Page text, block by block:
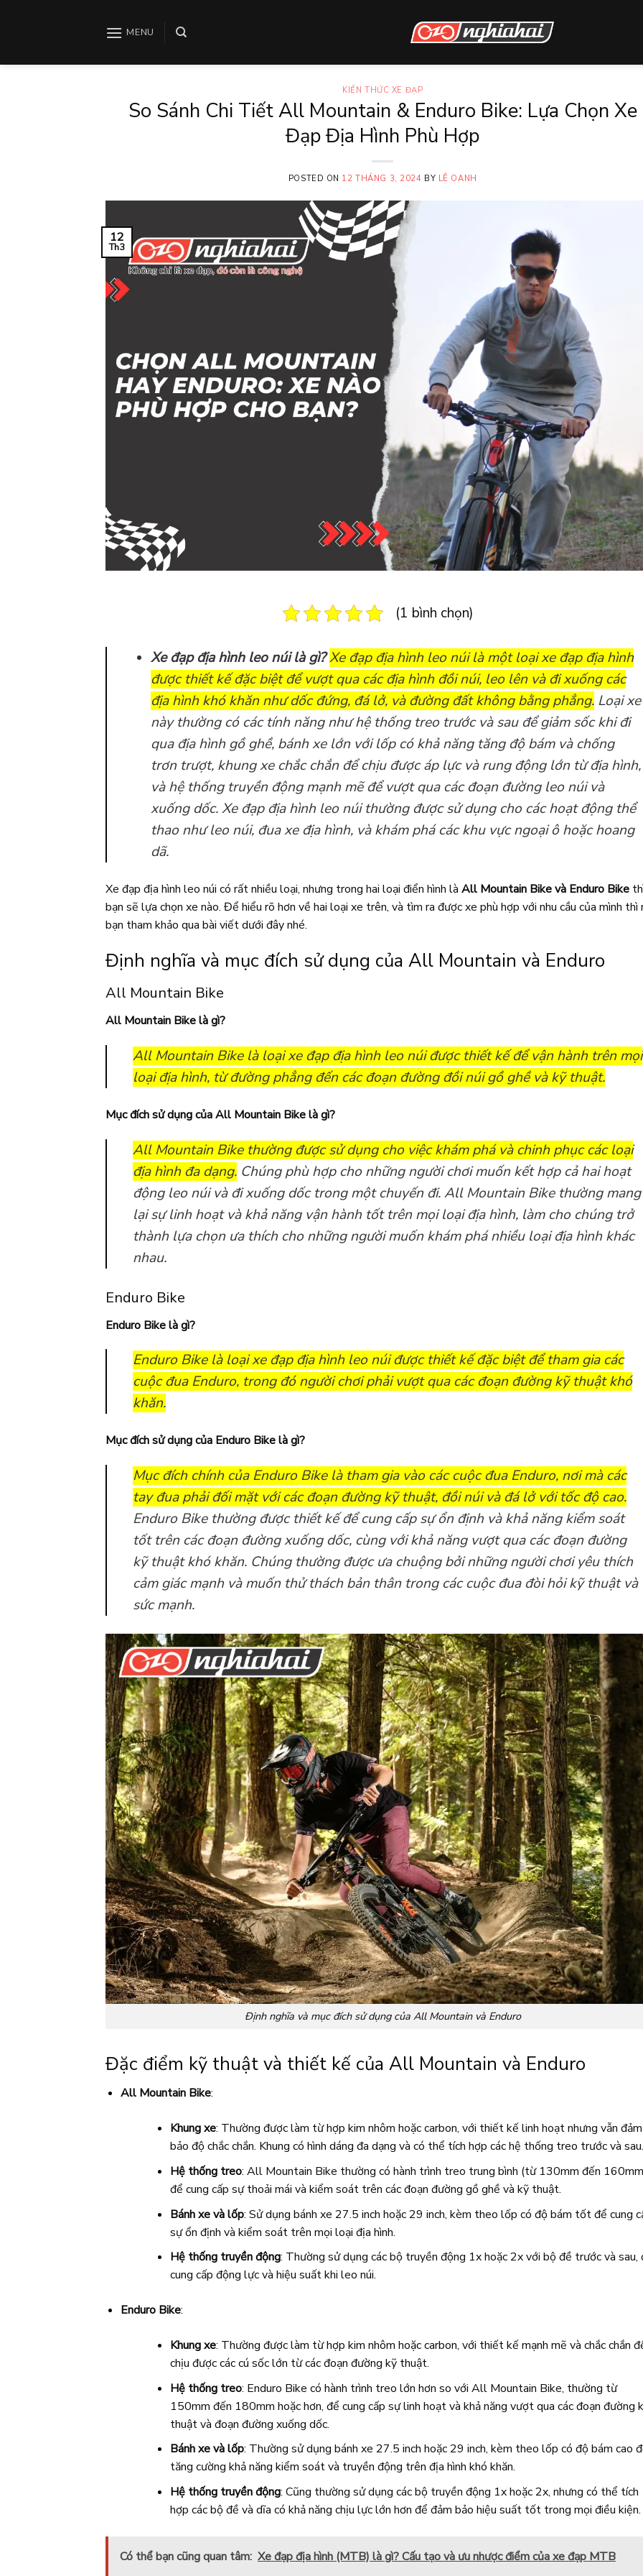
MENU
KIẾN THỨC XE ĐẠP
So Sánh Chi Tiết All Mountain & Enduro Bike: Lựa Chọn Xe
Đạp Địa Hình Phù Hợp
POSTED ON 12 THÁNG 3, 2024 BY LÊ OANH
12
Th3
(1 bình chọn)
Xe đạp địa hình leo núi là gì?Xe đạp địa hình leo núi là một loại xe đạp địa hình
được thiết kế đặc biệt để vượt qua các địa hình đồi núi, leo lên và đi xuống các
địa hình khó khăn như dốc đứng, đá lở, và đường đất không bằng phẳng.Loại xe
này thường có các tính năng như hệ thống treo trước và sau để giảm sốc khi đi
qua địa hình gồ ghề, bánh xe lớn với lốp có khả năng tăng độ bám và chống
trơn trượt, khung xe chắc chắn để chịu được áp lực và rung động lớn từ địa hình,
và hệ thống truyền động mạnh mẽ để vượt qua các đoạn đường leo núi và
xuống dốc. Xe đạp địa hình leo núi thường được sử dụng cho các hoạt động thể
thao như leo núi, đua xe địa hình, và khám phá các khu vực ngoại ô hoặc hoang
dã.
Xe đạp địa hình leo núi có rất nhiều loại, nhưng trong hai loại điển hình là All Mountain Bike và Enduro Bike
bạn sẽ lựa chọn xe nào. Để hiểu rõ hơn về hai loại xe trên, và tìm ra được xe phù hợp với nhu cầu của mình thì
bạn tham khảo qua bài viết dưới đây nhé.
Định nghĩa và mục đích sử dụng của All Mountain và Enduro
All Mountain Bike
All Mountain Bike là gì?
All Mountain Bike là loại xe đạp địa hình leo núi được thiết kế để vận hành trên mọi
loại địa hình, từ đường phẳng đến các đoạn đường đồi núi gồ ghề và kỹ thuật.
Mục đích sử dụng của All Mountain Bike là gì?
All Mountain Bike thường được sử dụng cho việc khám phá và chinh phục các loại
địa hình đa dạng. Chúng phù hợp cho những người chơi muốn kết hợp cả hai hoạt
động leo núi và đi xuống dốc trong một chuyến đi. All Mountain Bike thường mang
lại sự linh hoạt và khả năng vận hành tốt trên mọi loại địa hình, làm cho chúng trở
thành lựa chọn ưa thích cho những người muốn khám phá nhiều loại địa hình khác
nhau.
Enduro Bike
Enduro Bike là gì?
Enduro Bike là loại xe đạp địa hình leo núi được thiết kế đặc biệt để tham gia các
cuộc đua Enduro, trong đó người chơi phải vượt qua các đoạn đường kỹ thuật khó
khăn.
Mục đích sử dụng của Enduro Bike là gì?
Mục đích chính của Enduro Bike là tham gia vào các cuộc đua Enduro, nơi mà các
tay đua phải đối mặt với các đoạn đường kỹ thuật, đồi núi và đá lở với tốc độ cao.
Enduro Bike thường được thiết kế để cung cấp sự ổn định và khả năng kiểm soát
tốt trên các đoạn đường xuống dốc, cùng với khả năng vượt qua các đoạn đường
kỹ thuật khó khăn. Chúng thường được ưa chuộng bởi những người chơi yêu thích
cảm giác mạnh và muốn thử thách bản thân trong các cuộc đua đòi hỏi kỹ thuật và
sức mạnh.
Định nghĩa và mục đích sử dụng của All Mountain và Enduro
Đặc điểm kỹ thuật và thiết kế của All Mountain và Enduro
All Mountain Bike:
Khung xe: Thường được làm từ hợp kim nhôm hoặc carbon, với thiết kế linh hoạt nhưng vẫn đảm
bảo độ chắc chắn. Khung có hình dáng đa dạng và có thể tích hợp các hệ thống treo trước và sau.
Hệ thống treo: All Mountain Bike thường có hành trình treo trung bình (từ 130mm đến
để cung cấp sự thoải mái và kiểm soát trên các đoạn đường gồ ghề và kỹ thuật.
Bánh xe và lốp: Sử dụng bánh xe 27.5 inch hoặc 29 inch, kèm theo lốp có độ bám tốt để cung
sự ổn định và kiểm soát trên mọi loại địa hình.
Hệ thống truyền động: Thường sử dụng các bộ truyền động 1x hoặc 2x với bộ đề trước và sau,
cung cấp động lực và hiệu suất khi leo núi.
Enduro Bike:
Khung xe: Thường được làm từ hợp kim nhôm hoặc carbon, với thiết kế mạnh mẽ và chắc chắn
chịu được các cú sốc lớn từ các đoạn đường kỹ thuật.
Hệ thống treo: Enduro Bike có hành trình treo lớn hơn so với All Mountain Bike, thường từ
150mm đến 180mm hoặc hơn, để cung cấp sự linh hoạt và khả năng vượt qua các đoạn đường
thuật và đoạn đường xuống dốc.
Bánh xe và lốp: Thường sử dụng bánh xe 27.5 inch hoặc 29 inch, kèm theo lốp có độ bám cao
tăng cường khả năng kiểm soát và truyền động trên địa hình khó khăn.
Hệ thống truyền động: Cũng thường sử dụng các bộ truyền động 1x hoặc 2x, nhưng có thể tích
hợp các bộ đề và dĩa có khả năng chịu lực lớn hơn để đảm bảo hiệu suất tốt trong mọi điều kiện.
Có thể bạn cũng quan tâm: Xe đạp địa hình (MTB) là gì? Cấu tạo và ưu nhược điểm của xe đạp MTB